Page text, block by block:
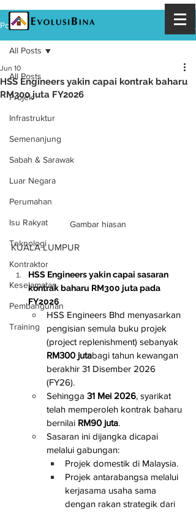
Post
All Posts
Projek
Infrastruktur
Semenanjung
Sabah & Sarawak
Luar Negara
Perumahan
Isu Rakyat
Teknologi
Kontraktor
Keselamatan
Pembangunan
Training
All Posts
HSS Engineers yakin capai kontrak baharu
RM300 juta FY2026
Jun 10
Gambar hiasan
KUALA LUMPUR
HSS Engineers yakin capai sasaran
kontrak baharu RM300 juta pada
FY2026
HSS Engineers Bhd menyasarkan
pengisian semula buku projek
(project replenishment) sebanyak
RM300 jutabagi tahun kewangan
berakhir 31 Disember 2026
(FY26).
Sehingga 31 Mei 2026, syarikat
telah memperoleh kontrak baharu
bernilai RM90 juta.
Sasaran ini dijangka dicapai
melalui gabungan:
Projek domestik di Malaysia.
Projek antarabangsa melalui
kerjasama usaha sama
dengan rakan strategik dari